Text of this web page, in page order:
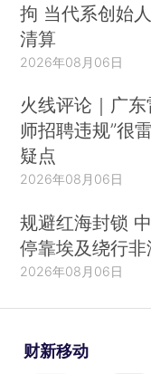
拘 当代系创始
清算
2026年08月06日
火线评论｜广
师招聘违规”很
疑点
2026年08月06日
规避红海封锁
停靠埃及绕行非
2026年08月06日
财新移动